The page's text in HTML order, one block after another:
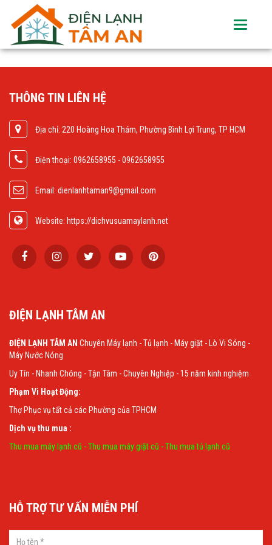
Toggle
THÔNG TIN LIÊN HỆ
Địa chỉ: 220 Hoàng Hoa Thám, Phường Bình Lợi Trung, TP HCM
Điện thoại: 0962658955 - 0962658955
Email: dienlanhtaman9@gmail.com
Website: https://dichvusuamaylanh.net
ĐIỆN LẠNH TÂM AN
ĐIỆN LẠNH TÂM AN Chuyên Máy lạnh - Tủ lạnh - Máy giặt - Lò Vi Sóng -
Máy Nước Nóng
Uy Tín - Nhanh Chóng - Tận Tâm - Chuyên Nghiệp - 15 năm kinh nghiệm
Phạm Vi Hoạt Động:
Thợ Phục vụ tất cả các Phường của TPHCM
Dịch vụ thu mua :
Thu mua máy lạnh cũ -Thu mua máy giặt cũ -Thu mua tủ lạnh cũ
HỖ TRỢ TƯ VẤN MIỄN PHÍ